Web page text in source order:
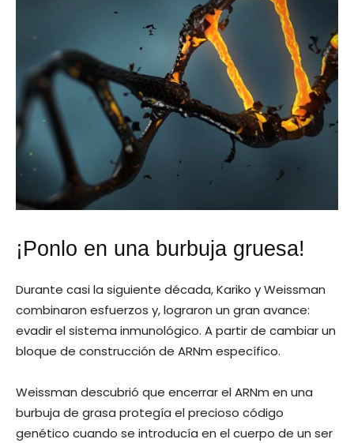
¡Ponlo en una burbuja gruesa!
Durante casi la siguiente década, Kariko y Weissman
combinaron esfuerzos y, lograron un gran avance:
evadir el sistema inmunológico. A partir de cambiar un
bloque de construcción de ARNm específico.
Weissman descubrió que encerrar el ARNm en una
burbuja de grasa protegía el precioso código
genético cuando se introducía en el cuerpo de un ser